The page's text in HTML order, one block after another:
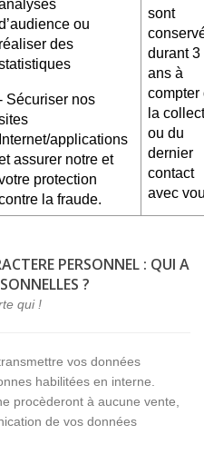
sont
durant 3
ans à
compter
la
ou du
dernier
contact
avec
ou
réaliser des
Sécuriser nos
Internet/applications
assurer notre et
protection
la fraude.
PERSONNEL : QUI A
?
qui !
vos données
habilitées en interne.
procèderont à aucune vente,
de vos données